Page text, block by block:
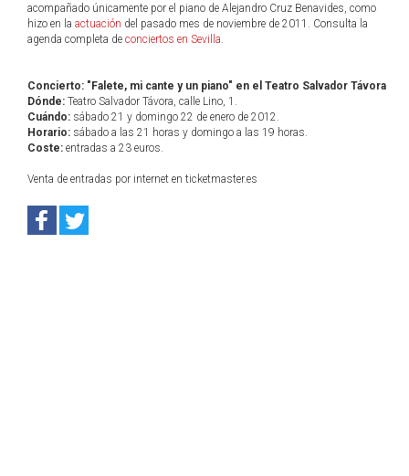
acompañado únicamente por el piano de Alejandro Cruz Benavides, como
hizo en la actuación del pasado mes de noviembre de 2011. Consulta la
agenda completa de conciertos en Sevilla.
Concierto: "Falete, mi cante y un piano" en el Teatro Salvador Távora
Dónde: Teatro Salvador Távora, calle Lino, 1.
Cuándo: sábado 21 y domingo 22 de enero de 2012.
Horario: sábado a las 21 horas y domingo a las 19 horas.
Coste: entradas a 23 euros.
Venta de entradas por internet en ticketmaster.es